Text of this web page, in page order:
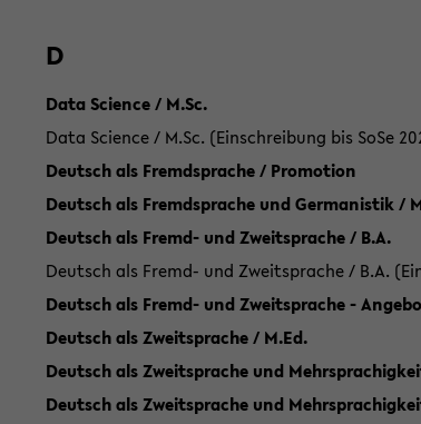
D
Data Science / M.Sc.
Data Science / M.Sc. (Einschreibung bis SoSe
Deutsch als Fremdsprache / Promotion
Deutsch als Fremdsprache und Germanistik /
Deutsch als Fremd- und Zweitsprache / B.A.
Deutsch als Fremd- und Zweitsprache / B.A.
Deutsch als Fremd- und Zweitsprache -
Deutsch als Zweitsprache / M.Ed.
Deutsch als Zweitsprache und
Deutsch als Zweitsprache und